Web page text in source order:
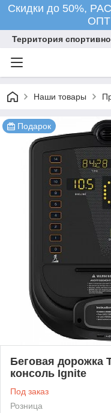
Скидки до 50%,
Территория
Наши товары
Подарок
Беговая дорожка
консоль Ignite
Под заказ
Розница